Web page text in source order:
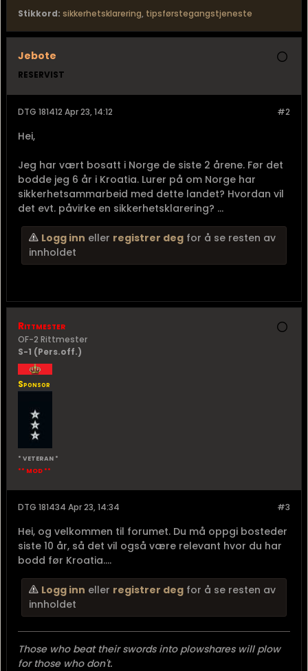
Stikkord: sikkerhetsklarering, tipsførstegangstjeneste
Jebote
RESERVIST
#2
DTG 181412 Apr 23, 14:12
Hei,
Jeg har vært bosatt i Norge de siste 2 årene. Før det
bodde jeg 6 år i Kroatia. Lurer på om Norge har
sikkerhetsammarbeid med dette landet? Hvordan vil
det evt. påvirke en sikkerhetsklarering? ...
Logg inn eller registrer deg for å se resten av
innholdet
Rittmester
OF-2 Rittmester
S-1 (Pers.off.)
Sponsor
* VETERAN *
** MOD **
#3
DTG 181434 Apr 23, 14:34
Hei, og velkommen til forumet. Du må oppgi bosteder
siste 10 år, så det vil også være relevant hvor du har
bodd før Kroatia....
Logg inn eller registrer deg for å se resten av
innholdet
Those who beat their swords into plowshares will plow
for those who don't.